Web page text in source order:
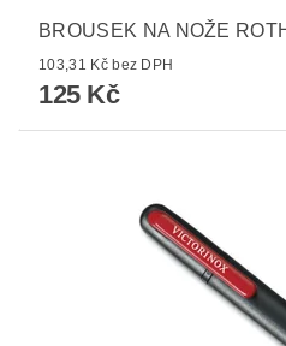
BROUSEK NA NOŽE
103,31 Kč bez DPH
125 Kč